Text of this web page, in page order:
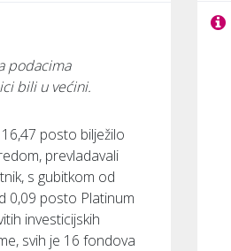
podacima
bili u većini.
posto bilježilo
prevladavali
s gubitkom od
0,09 posto Platinum
investicijskih
svih je 16 fondova